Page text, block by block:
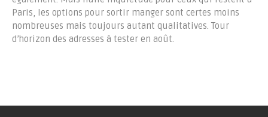
Paris, les options pour sortir manger sont certes moins
nombreuses mais toujours autant qualitatives. Tour
d’horizon des adresses à tester en août.